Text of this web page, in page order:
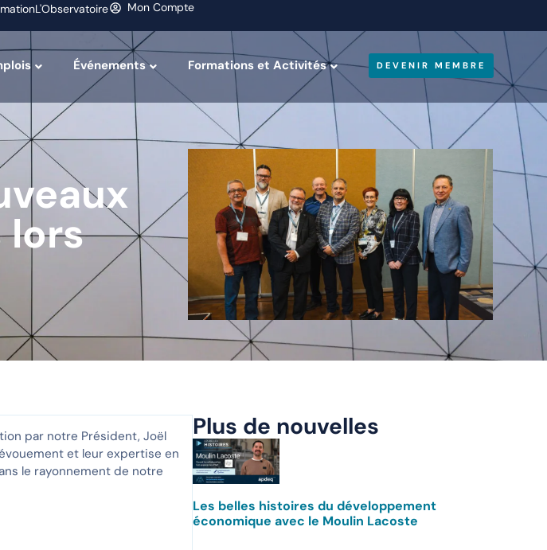
L'Observatoire Mon Compte
Événements Formations et Activités DEVENIR MEMBRE
lors
par notre Président, Joël
et leur expertise en
le rayonnement de notre
Plus de nouvelles
Les belles histoires du développement
économique avec le Moulin Lacoste